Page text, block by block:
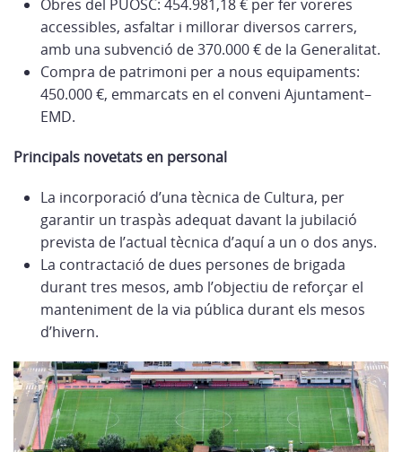
Obres del PUOSC: 454.981,18 € per fer voreres
accessibles, asfaltar i millorar diversos carrers,
amb una subvenció de 370.000 € de la Generalitat.
Compra de patrimoni per a nous equipaments:
450.000 €, emmarcats en el conveni Ajuntament–
EMD.
Principals novetats en personal
La incorporació d’una tècnica de Cultura, per
garantir un traspàs adequat davant la jubilació
prevista de l’actual tècnica d’aquí a un o dos anys.
La contractació de dues persones de brigada
durant tres mesos, amb l’objectiu de reforçar el
manteniment de la via pública durant els mesos
d’hivern.